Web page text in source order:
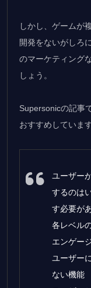
しかし、ゲームが
開発をないがしろ
のマーケティング
しょう。
Supersonicの記事
おすすめしています
ユーザー
するのは
す必要が
各レベル
エンゲー
ユーザー
ない機能